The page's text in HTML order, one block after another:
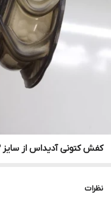
کفش کتونی آدیداس از سایز ۳۲ تا ۳۷
نظرات